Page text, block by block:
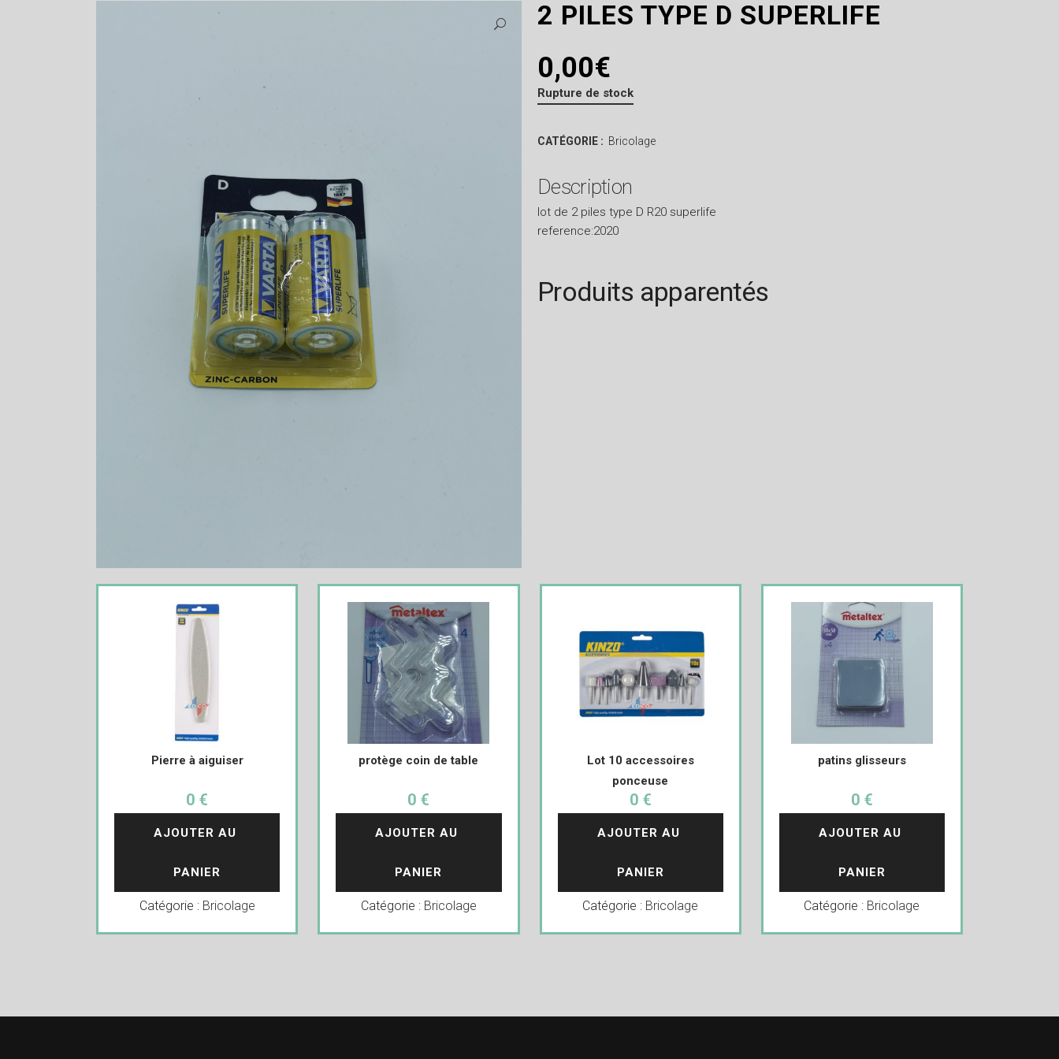
2 PILES TYPE D SUPERLIFE
0,00€
Rupture de stock
CATÉGORIE : Bricolage
Description
lot de 2 piles type D R20 superlife
reference:2020
Produits apparentés
Pierre à aiguiser
0 €
AJOUTER AU
PANIER
Catégorie : Bricolage
protège coin de table
0 €
AJOUTER AU
PANIER
Catégorie : Bricolage
Lot 10 accessoires
ponceuse
0 €
AJOUTER AU
PANIER
Catégorie : Bricolage
patins glisseurs
0 €
AJOUTER AU
PANIER
Catégorie : Bricolage